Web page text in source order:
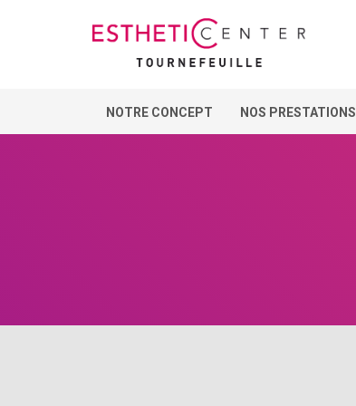
NOTRE CONCEPT NOS PRESTATIONS